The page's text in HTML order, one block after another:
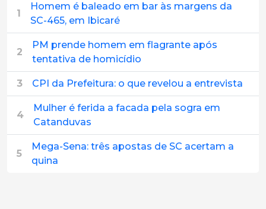
1
Homem é baleado em bar às margens da
SC-465, em Ibicaré
2
PM prende homem em flagrante após
tentativa de homicídio
3 CPI da Prefeitura: o que revelou a entrevista
4
Mulher é ferida a facada pela sogra em
Catanduvas
5
Mega-Sena: três apostas de SC acertam a
quina